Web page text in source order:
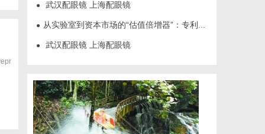
● 武汉配眼镜 上海配眼镜
● 从实验室到资本市场的“估值倍增器”：专利律师如何重塑硬科技企业的融资逻辑
● 武汉配眼镜 上海配眼镜